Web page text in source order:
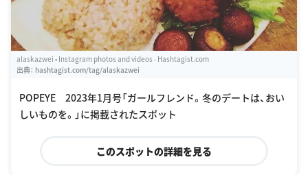
alaskazwei • Instagram photos and videos - Hashtagist.com
出典： hashtagist.com/tag/alaskazwei
POPEYE 2023年1月号「ガールフレンド。冬のデートは、おい
しいものを。」に掲載されたスポット
このスポットの詳細を見る